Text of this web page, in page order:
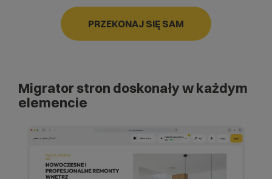
PRZEKONAJ SIĘ SAM
Migrator stron doskonały w każdym
elemencie